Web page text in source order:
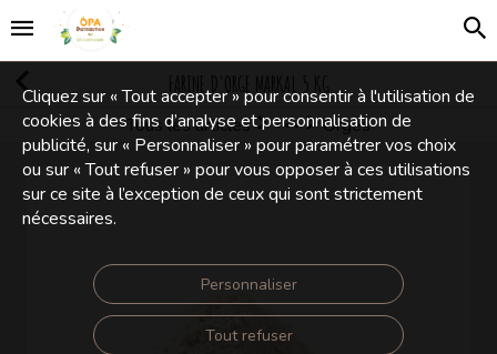
FARINE D'ORGE MARKAL 5 KG
Tous les articles
Légumes secs, céréales
Orges
Cliquez sur « Tout accepter » pour consentir à l'utilisation de
cookies à des fins d’analyse et personnalisation de
publicité, sur « Personnaliser » pour paramétrer vos choix
ou sur « Tout refuser » pour vous opposer à ces utilisations
sur ce site à l’exception de ceux qui sont strictement
nécessaires.
Personnaliser
Tout refuser